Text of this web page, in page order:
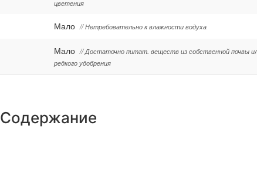
цветения
Мало // Нетребовательно к влажности водуха
Мало // Достаточно питат. веществ из собственной почвы
редкого удобрения
Содержание